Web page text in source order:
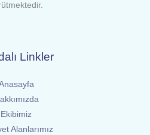
Linkler
Ekibimiz
Alanlarımız